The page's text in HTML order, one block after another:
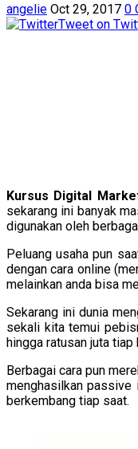
angelie Oct 29, 2017 0
Tweet on
Kursus Digital
sekarang ini banyak
digunakan oleh
Peluang usaha pun
dengan cara online
melainkan anda bisa
Sekarang ini dunia
sekali kita temui
hingga ratusan juta
Berbagai cara pun
menghasilkan passive
berkembang tiap saat.